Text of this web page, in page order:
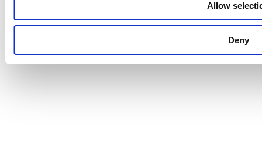
Allow
Deny